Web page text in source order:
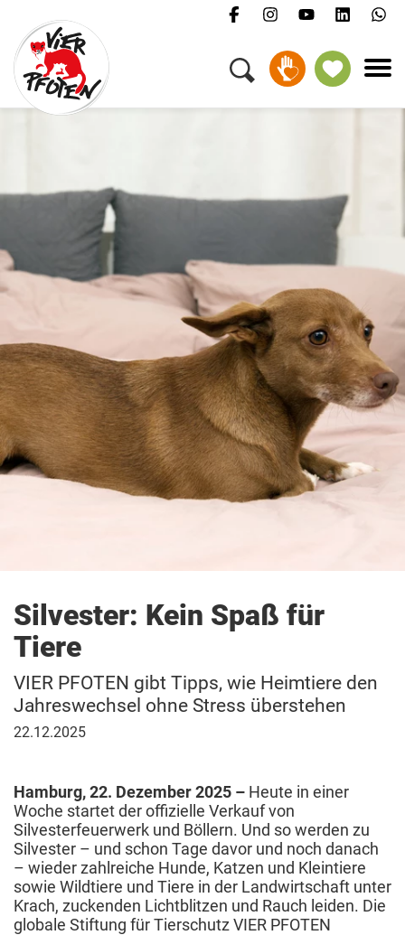
Silvester: Kein Spaß für
Tiere
VIER PFOTEN gibt Tipps, wie Heimtiere den
Jahreswechsel ohne Stress überstehen
22.
22.12.2025
Hamburg, 22. Dezember 2025 – Heute in einer
Woche startet der offizielle Verkauf von
Silvesterfeuerwerk und Böllern. Und so werden zu
Silvester – und schon Tage davor und noch danach
– wieder zahlreiche Hunde, Katzen und Kleintiere
sowie Wildtiere und Tiere in der Landwirtschaft unter
Krach, zuckenden Lichtblitzen und Rauch leiden. Die
globale Stiftung für Tierschutz VIER PFOTEN